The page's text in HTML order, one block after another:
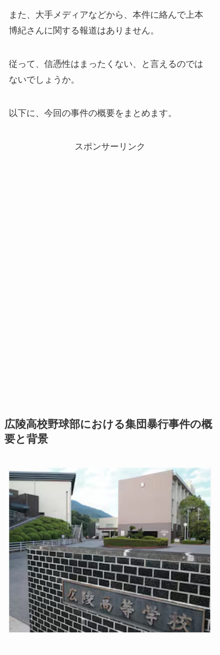
また、大手メディアなどから、本件に絡んで上本
博紀さんに関する報道はありません。
従って、信憑性はまったくない、と言えるのでは
ないでしょうか。
以下に、今回の事件の概要をまとめます。
スポンサーリンク
広陵高校野球部における集団暴行事件の概
要と背景